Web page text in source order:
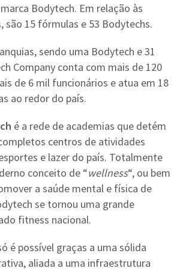
Bodytech. Em relação às
são 15 fórmulas e 53 Bodytechs.
sendo uma Bodytech e 31
Company conta com mais de 120
de 6 mil funcionários e atua em 18
ao redor do país.
é a rede de academias que detém
centros de atividades
e lazer do país. Totalmente
conceito de “wellness“, ou bem
a saúde mental e física de
se tornou uma grande
fitness nacional.
é possível graças a uma sólida
aliada a uma infraestrutura